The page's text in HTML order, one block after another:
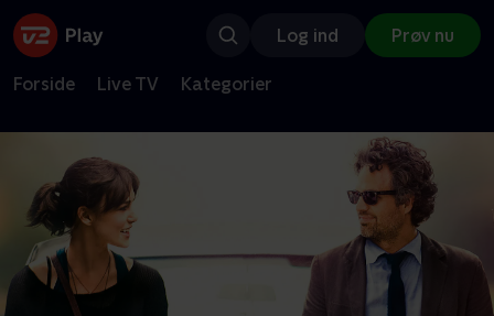
Log ind Prøv nu
Forside Live TV Kategorier